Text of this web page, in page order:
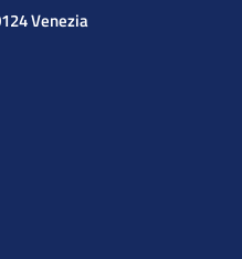
Venezia